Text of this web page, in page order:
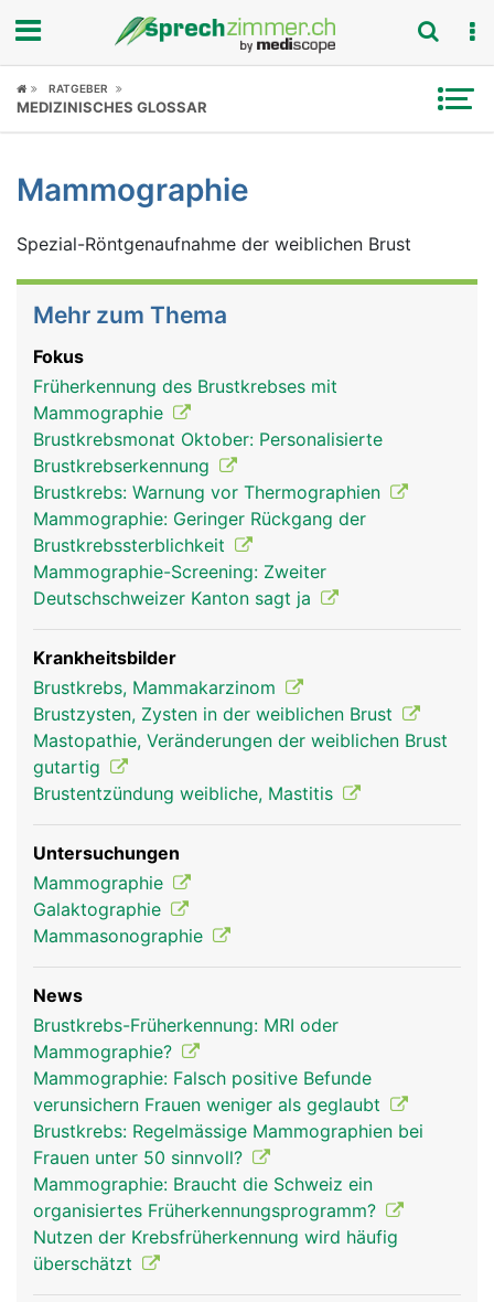
Fokus
Symptome
Untersuchungen
News
Ratgeber
Rubriken
RATGEBER
MEDIZINISCHES GLOSSAR
Mammographie
Spezial-Röntgenaufnahme der weiblichen Brust
Mehr zum Thema
Fokus
Früherkennung des Brustkrebses mit
Mammographie
Brustkrebsmonat Oktober: Personalisierte
Brustkrebserkennung
Brustkrebs: Warnung vor Thermographien
Mammographie: Geringer Rückgang der
Brustkrebssterblichkeit
Mammographie-Screening: Zweiter
Deutschschweizer Kanton sagt ja
Krankheitsbilder
Brustkrebs, Mammakarzinom
Brustzysten, Zysten in der weiblichen Brust
Mastopathie, Veränderungen der weiblichen Brust
gutartig
Brustentzündung weibliche, Mastitis
Untersuchungen
Mammographie
Galaktographie
Mammasonographie
News
Brustkrebs-Früherkennung: MRI oder
Mammographie?
Mammographie: Falsch positive Befunde
verunsichern Frauen weniger als geglaubt
Brustkrebs: Regelmässige Mammographien bei
Frauen unter 50 sinnvoll?
Mammographie: Braucht die Schweiz ein
organisiertes Früherkennungsprogramm?
Nutzen der Krebsfrüherkennung wird häufig
überschätzt